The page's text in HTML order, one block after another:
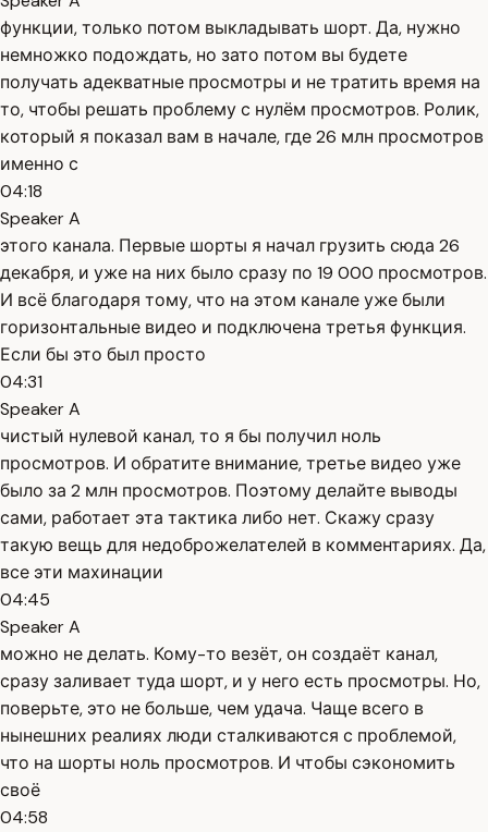
функции, только потом выкладывать шорт. Да, нужно
немножко подождать, но зато потом вы будете
получать адекватные просмотры и не тратить время на
то, чтобы решать проблему с нулём просмотров. Ролик,
который я показал вам в начале, где 26 млн просмотров
именно с
04:18
Speaker A
этого канала. Первые шорты я начал грузить сюда 26
декабря, и уже на них было сразу по 19 000 просмотров.
И всё благодаря тому, что на этом канале уже были
горизонтальные видео и подключена третья функция.
Если бы это был просто
04:31
Speaker A
чистый нулевой канал, то я бы получил ноль
просмотров. И обратите внимание, третье видео уже
было за 2 млн просмотров. Поэтому делайте выводы
сами, работает эта тактика либо нет. Скажу сразу
такую вещь для недоброжелателей в комментариях. Да,
все эти махинации
04:45
Speaker A
можно не делать. Кому-то везёт, он создаёт канал,
сразу заливает туда шорт, и у него есть просмотры. Но,
поверьте, это не больше, чем удача. Чаще всего в
нынешних реалиях люди сталкиваются с проблемой,
что на шорты ноль просмотров. И чтобы сэкономить
своё
04:58